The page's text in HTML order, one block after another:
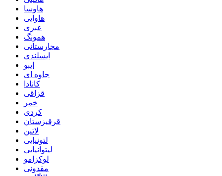
هاوسا
هاوایی
عبری
همونگ
مجارستانی
ایسلندی
ایبو
جاوه ای
کانادا
قزاقی
خمر
کردی
قرقیزستان
لاتین
لتونیایی
لیتوانیایی
لوکزامو
مقدونی